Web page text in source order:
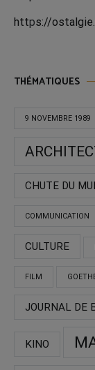
https://
THÉMATIQUES
9 NOVEMBRE 1989
CHUTE DU
COMMUNICATION
CULTURE
FILM
JOURNAL DE
KINO